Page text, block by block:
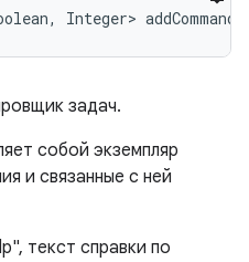
Integer>
задач.
собой экземпляр
и связанные с ней
текст справки по